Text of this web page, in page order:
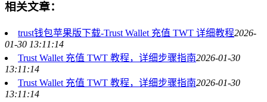
相关文章：
trust钱包苹果版下载-Trust Wallet 充值 TWT 详细教程2026-
01-30 13:11:14
Trust Wallet 充值 TWT 教程，详细步骤指南2026-01-30
13:11:14
Trust Wallet 充值 TWT 教程，详细步骤指南2026-01-30
13:11:14